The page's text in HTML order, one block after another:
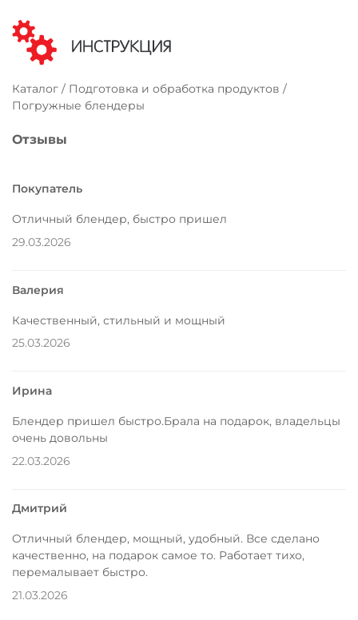
Каталог / Подготовка и обработка продуктов /
Погружные блендеры
Отзывы
Покупатель
Отличный блендер, быстро пришел
29.03.2026
Валерия
Качественный, стильный и мощный
25.03.2026
Ирина
Блендер пришел быстро.Брала на подарок, владельцы
очень довольны
22.03.2026
Дмитрий
Отличный блендер, мощный, удобный. Все сделано
качественно, на подарок самое то. Работает тихо,
перемалывает быстро.
21.03.2026